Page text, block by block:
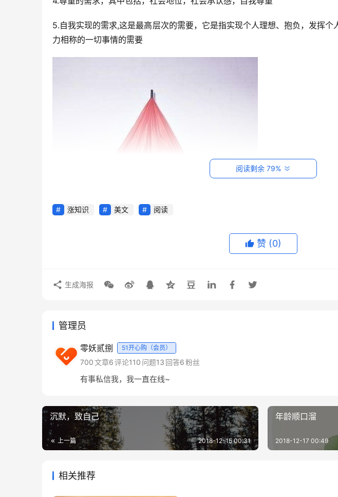
5.自我实现的需求,这是最高层次的需要，它是指实现个人理想、抱负，发挥
力相称的一切事情的需要
死要面子活受罪，主要是由于中国儒家思想中，君子可衣食不保却不可失其
熏陶中，我们将我们的生理需求与尊重需求以及自我实现需求的位置进行了一
现需求取代了生理需求的基础位置，所以我们在很大程度上会去强行压制自己
1
2
阅读剩余 79%
涨知识 美文 阅读
赞 (0)
生成海报
管理员
零妖贰捌 51开心购（会员）
700文章6评论110 问题13 回答6粉丝
有事私信我，我一直在线~
沉默，致自己
上一篇 2018-12-15 00:31
年龄顺口溜
2018-12-17 00:49
相关推荐